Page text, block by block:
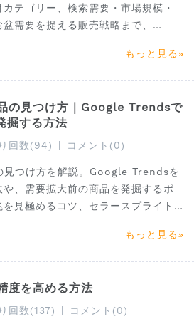
テゴリー、検索需要・市場規模・
需要を捉える販売戦略まで、
もっと見る
の見つけ方｜Google Trendsで
掘する方法
回数(94) コメント(0)
見つけ方を解説。Google Trendsを
、需要拡大前の商品を発掘するポ
見極めるコツ、セラースプライト
もっと見る
度を高める方法
回数(137) コメント(0)